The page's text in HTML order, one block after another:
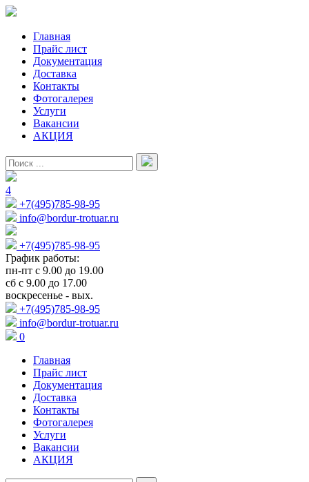
Главная
Прайс лист
Документация
Доставка
Контакты
Фотогалерея
Услуги
Вакансии
АКЦИЯ
4
+7(495)785-98-95
info@bordur-trotuar.ru
+7(495)785-98-95
График работы:
пн-пт с 9.00 до 19.00
сб с 9.00 до 17.00
воскресенье - вых.
+7(495)785-98-95
info@bordur-trotuar.ru
0
Главная
Прайс лист
Документация
Доставка
Контакты
Фотогалерея
Услуги
Вакансии
АКЦИЯ